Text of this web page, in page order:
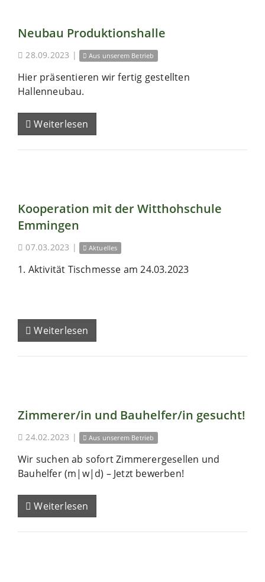
Neubau Produktionshalle
28.09.2023 | Aus unserem Betrieb
Hier präsentieren wir fertig gestellten
Hallenneubau.
Weiterlesen
Kooperation mit der Witthohschule
Emmingen
07.03.2023 | Aktuelles
1. Aktivität Tischmesse am 24.03.2023
Weiterlesen
Zimmerer/in und Bauhelfer/in gesucht!
24.02.2023 | Aus unserem Betrieb
Wir suchen ab sofort Zimmerergesellen und
Bauhelfer (m|w|d) – Jetzt bewerben!
Weiterlesen